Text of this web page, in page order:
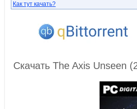
Как тут качать?
Скачать The Axis Unseen